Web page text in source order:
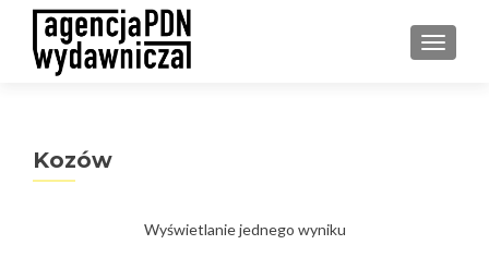
Kozów
Wyświetlanie jednego wyniku